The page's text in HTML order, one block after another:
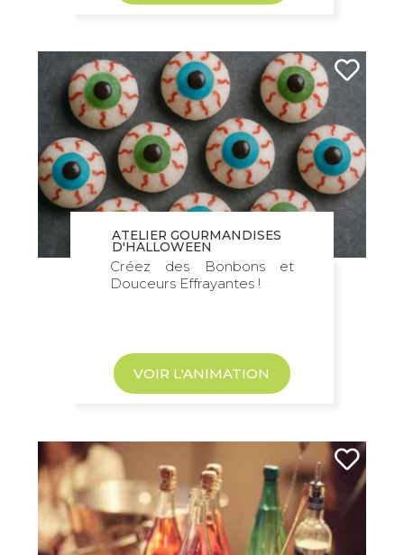
ATELIER GOURMANDISES
D'HALLOWEEN
Créez des Bonbons et
Douceurs Effrayantes !
VOIR L'ANIMATION